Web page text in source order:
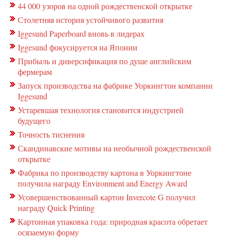
44 000 узоров на одной рождественской открытке
Столетняя история устойчивого развития
Iggesund Paperboard вновь в лидерах
Iggesund фокусируется на Японии
Прибыль и диверсификация по душе английским
фермерам
Запуск производства на фабрике Уоркингтон компании
Iggesund
Устаревшая технология становится индустрией
будущего
Точность тиснения
Скандинавские мотивы на необычной рождественской
открытке
Фабрика по производству картона в Уоркингтоне
получила награду Environment and Energy Award
Усовершенствованный картон Invercote G получил
награду Quick Printing
Картонная упаковка года: природная красота обретает
осязаемую форму